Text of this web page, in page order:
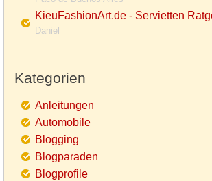
KieuFashionArt.de - Servietten
Daniel
Kategorien
Anleitungen
Automobile
Blogging
Blogparaden
Blogprofile